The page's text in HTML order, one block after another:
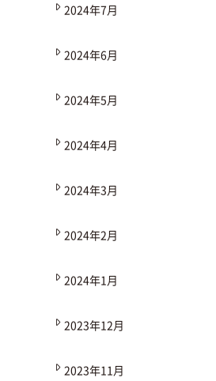
2024年7月
2024年6月
2024年5月
2024年4月
2024年3月
2024年2月
2024年1月
2023年12月
2023年11月